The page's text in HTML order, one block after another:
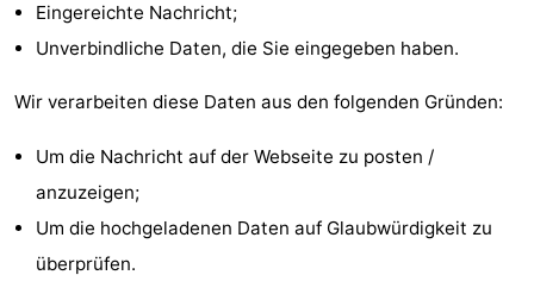
Eingereichte Nachricht;
Unverbindliche Daten, die Sie eingegeben haben.
Wir verarbeiten diese Daten aus den folgenden Gründen:
Um die Nachricht auf der Webseite zu posten /
anzuzeigen;
Um die hochgeladenen Daten auf Glaubwürdigkeit zu
überprüfen.